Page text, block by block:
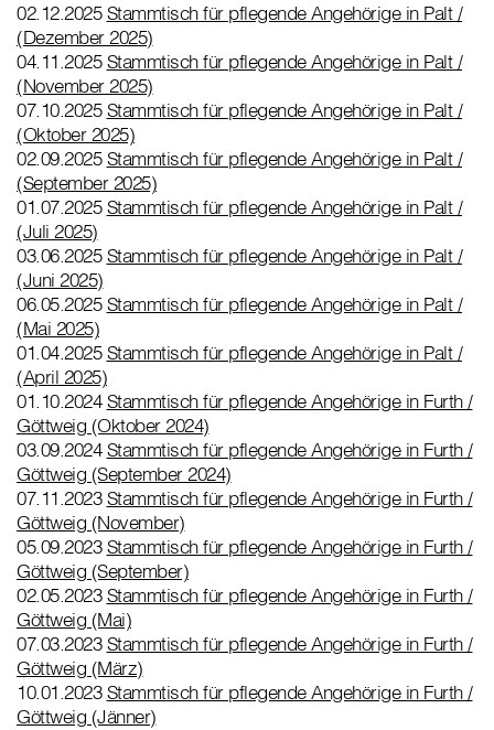
02.12.2025 Stammtisch für pflegende Angehörige in Palt /
(Dezember 2025)
04.11.2025 Stammtisch für pflegende Angehörige in Palt /
(November 2025)
07.10.2025 Stammtisch für pflegende Angehörige in Palt /
(Oktober 2025)
02.09.2025 Stammtisch für pflegende Angehörige in Palt /
(September 2025)
01.07.2025 Stammtisch für pflegende Angehörige in Palt /
(Juli 2025)
03.06.2025 Stammtisch für pflegende Angehörige in Palt /
(Juni 2025)
06.05.2025 Stammtisch für pflegende Angehörige in Palt /
(Mai 2025)
01.04.2025 Stammtisch für pflegende Angehörige in Palt /
(April 2025)
01.10.2024 Stammtisch für pflegende Angehörige in Furth /
Göttweig (Oktober 2024)
03.09.2024 Stammtisch für pflegende Angehörige in Furth /
Göttweig (September 2024)
07.11.2023 Stammtisch für pflegende Angehörige in Furth /
Göttweig (November)
05.09.2023 Stammtisch für pflegende Angehörige in Furth /
Göttweig (September)
02.05.2023 Stammtisch für pflegende Angehörige in Furth /
Göttweig (Mai)
07.03.2023 Stammtisch für pflegende Angehörige in Furth /
Göttweig (März)
10.01.2023 Stammtisch für pflegende Angehörige in Furth /
Göttweig (Jänner)